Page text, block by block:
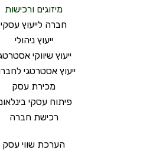
מיזוגים ורכישות
חברה לייעוץ עסקי
ייעוץ ניהולי
ייעוץ שיווקי אסטרטגי
ייעוץ אסטרטגי לחברות
מכירת עסק
פיתוח עסקי בינלאומי
רכישת חברה
הערכת שווי עסק